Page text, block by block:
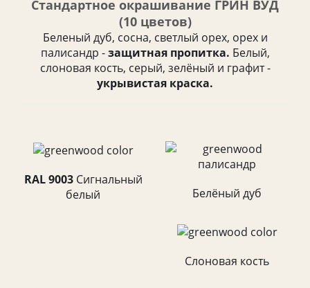
Стандартное окрашивание ГРИН ВУД
(10 цветов)
Беленый дуб, сосна, светлый орех, орех и
палисандр -защитная пропитка. Белый,
слоновая кость, серый, зелёный и графит -
укрывистая краска.
RAL 9003Cигнальный
белый
Белёный дуб
Слоновая кость